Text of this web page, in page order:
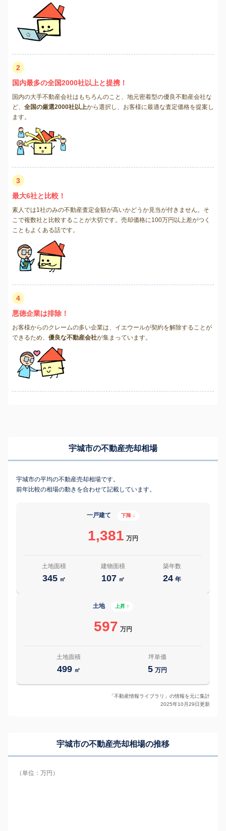
2
国内最多の全国2000社以上と提携！
国内の大手不動産会社はもちろんのこと、地元密着型の優良不動産会社な
ど、 全国の厳選2000社以上から選択し、お客様に最適な査定価格を提案し
ます。
3
最大6社と比較！
素人では1社のみの不動産査定金額が高いかどうか見当が付きません。そ
こで複数社と比較することが大切です。売却価格に100万円以上差がつく
こともよくある話です。
4
悪徳企業は排除！
お客様からのクレームの多い企業は、イエウールが契約を解除することが
できるため、 優良な不動産会社が集まっています。
宇城市の不動産売却相場
宇城市の平均の不動産売却相場です。
前年比較の相場の動きを合わせて記載しています。
一戸建て 下降 ↓
1,381 万円
土地面積
345 ㎡
建物面積
107 ㎡
築年数
24 年
土地 上昇 ↑
597 万円
土地面積
499 ㎡
坪単価
5 万円
「不動産情報ライブラリ」の情報を元に集計
2025年10月29日更新
宇城市の不動産売却相場の推移
（単位：万円）